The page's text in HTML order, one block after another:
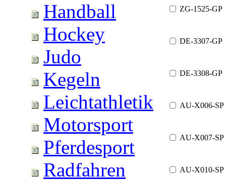
Handball
Hockey
Judo
Kegeln
Leichtathletik
Motorsport
Pferdesport
Radfahren
ZG-1525-GP
DE-3307-GP
DE-3308-GP
AU-X006-SP
AU-X007-SP
AU-X010-SP